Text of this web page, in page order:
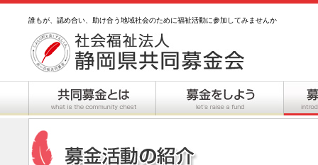
誰もが、認め合い、助け合う地域社会のために福祉活動に参加してみませんか